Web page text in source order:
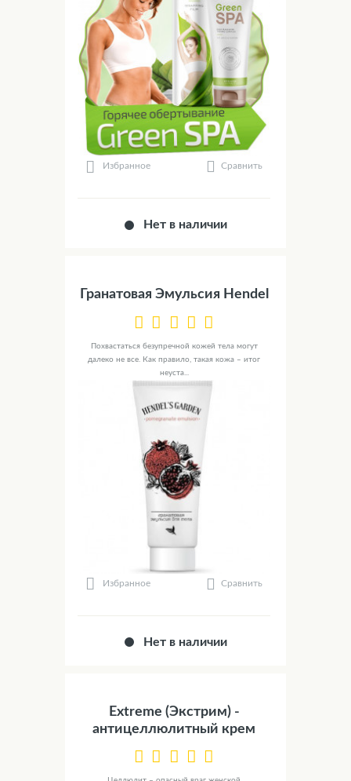
Избранное Сравнить
Нет в наличии
Гранатовая Эмульсия Hendel
Похвастаться безупречной кожей тела могут
далеко не все. Как правило, такая кожа – итог
неуста...
Избранное Сравнить
Нет в наличии
Extreme (Экстрим) -
антицеллюлитный крем